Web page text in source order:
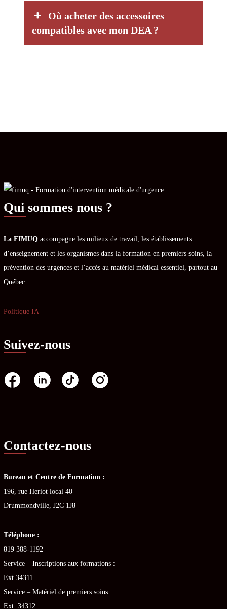
Où acheter des accessoires
compatibles avec mon DEA ?
Qui sommes nous ?
La FIMUQ accompagne les milieux de travail, les établissements
d’enseignement et les organismes dans la formation en premiers soins, la
prévention des urgences et l’accès au matériel médical essentiel, partout au
Québec.
Politique IA
Suivez-nous
Contactez-nous
Bureau et Centre de Formation :
196, rue Heriot local 40
Drummondville, J2C 1J8
Téléphone :
819 388-1192
Service – Inscriptions aux formations :
Ext.34311
Service – Matériel de premiers soins :
Ext. 34312